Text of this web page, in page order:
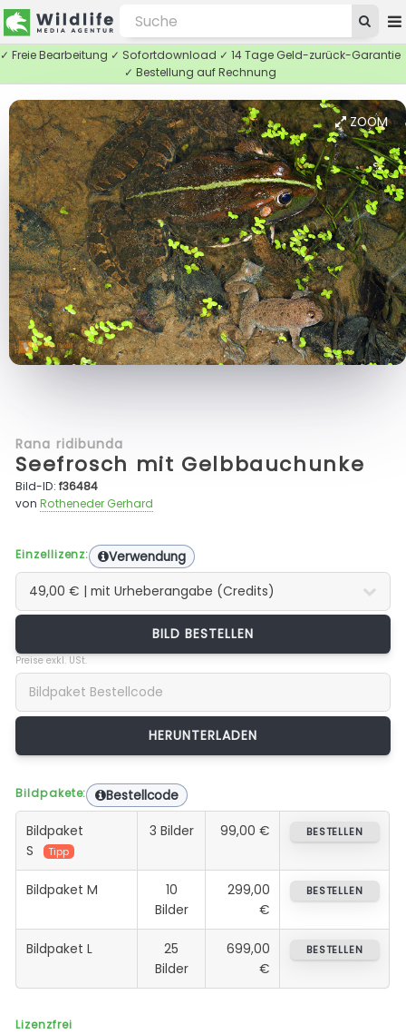
✓ Freie Bearbeitung ✓ Sofortdownload ✓ 14 Tage Geld-zurück-Garantie
✓ Bestellung auf Rechnung
ZOOM
Rana ridibunda
Seefrosch mit Gelbbauchunke
Bild-ID:f36484
vonRotheneder Gerhard
Einzellizenz: Verwendung
BILD BESTELLEN
Preise exkl. USt.
Bildpakete: Bestellcode
Bildpaket
S
Tipp
3 Bilder 99,00 € BESTELLEN
Bildpaket M
10
Bilder
299,00
€
BESTELLEN
Bildpaket L
25
Bilder
699,00
€
BESTELLEN
Lizenzfrei